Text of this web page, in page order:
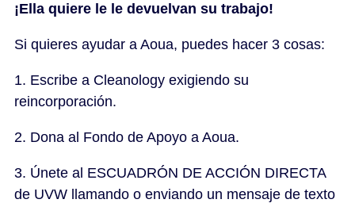
¡Ella quiere le le devuelvan su trabajo!
Si quieres ayudar a Aoua, puedes hacer 3 cosas:
1. Escribe a Cleanology exigiendo su
reincorporación.
2. Dona al Fondo de Apoyo a Aoua.
3. Únete al ESCUADRÓN DE ACCIÓN DIRECTA
de UVW llamando o enviando un mensaje de texto